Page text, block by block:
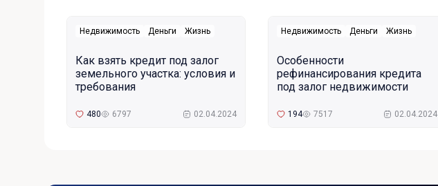
Недвижимость Деньги Жизнь
Как взять кредит под залог
земельного участка: условия и
требования
480 6797 02.04.2024
Недвижимость Деньги Жизнь
Особенности
рефинансирования кредита
под залог недвижимости
194 7517 02.04.2024